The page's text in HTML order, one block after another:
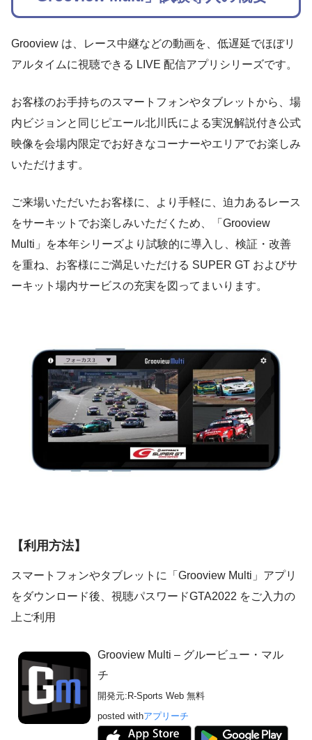
Grooview は、レース中継などの動画を、低遅延でほぼリ
アルタイムに視聴できる LIVE 配信アプリシリーズです。
お客様のお手持ちのスマートフォンやタブレットから、場
内ビジョンと同じピエール北川氏による実況解説付き公式
映像を会場内限定でお好きなコーナーやエリアでお楽しみ
いただけます。
ご来場いただいたお客様に、より手軽に、迫力あるレース
をサーキットでお楽しみいただくため、「Grooview
Multi」を本年シリーズより試験的に導入し、検証・改善
を重ね、お客様にご満足いただける SUPER GT およびサ
ーキット場内サービスの充実を図ってまいります。
【利用方法】
スマートフォンやタブレットに「Grooview Multi」アプリ
をダウンロード後、視聴パスワードGTA2022 をご入力の
上ご利用
Grooview Multi – グルービュー・マル
チ
開発元: R-Sports Web 無料
posted withアプリーチ